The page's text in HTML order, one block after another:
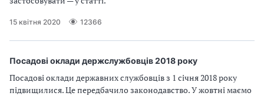
15 квітня 2020 12366
Посадові оклади держслужбовців 2018 року
Посадові оклади державних службовців з 1 січня 2018 року
підвищилися. Це передбачило законодавство. У жовтні маємо